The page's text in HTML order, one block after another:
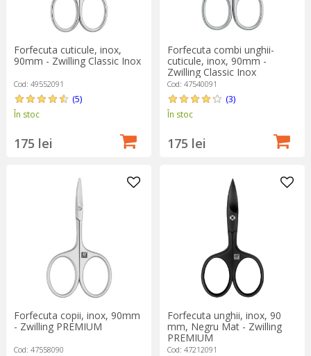
Forfecuta cuticule, inox,
90mm - Zwilling Classic Inox
Cod: 49552091
(5)
În stoc
175 lei
Forfecuta combi unghii-
cuticule, inox, 90mm -
Zwilling Classic Inox
Cod: 47540091
(3)
În stoc
175 lei
Forfecuta copii, inox, 90mm
- Zwilling PREMIUM
Cod: 47558090
Forfecuta unghii, inox, 90
mm, Negru Mat - Zwilling
PREMIUM
Cod: 47212091